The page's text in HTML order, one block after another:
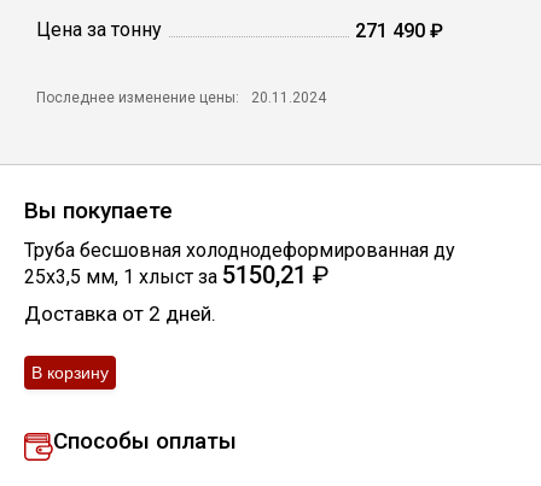
Скобо-гибочные изделия
Остальное
Алюминиевый прокат
Цена за тонну 271 490 ₽
Последнее изменение цены: 20.11.2024
Вы покупаете
Труба бесшовная холоднодеформированная ду
25х3,5 мм, 1 хлыст за 5150,21 ₽
Доставка от 2 дней.
Способы оплаты